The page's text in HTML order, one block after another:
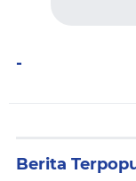
-
Berita